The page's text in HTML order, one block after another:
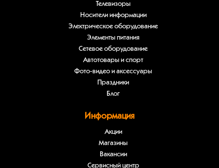
Телевизоры
Носители информации
Электрическое оборудование
Элементы питания
Сетевое оборудование
Автотовары и спорт
Фото-видео и аксессуары
Праздники
Блог
Информация
Акции
Магазины
Вакансии
Сервисный центр